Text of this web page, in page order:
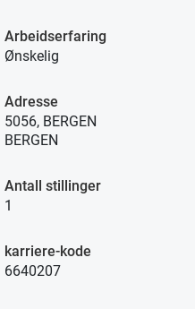
Arbeidserfaring
Ønskelig
Adresse
5056, BERGEN
BERGEN
Antall stillinger
1
karriere-kode
6640207